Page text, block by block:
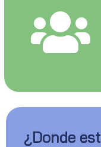
¿Donde